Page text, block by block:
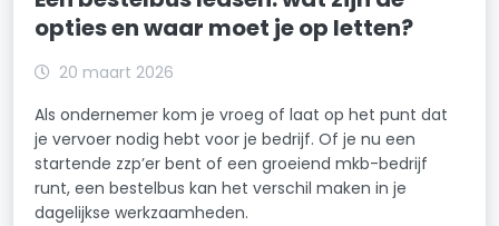
opties en waar moet je op letten?
20 maart 2026
Als ondernemer kom je vroeg of laat op het punt dat
je vervoer nodig hebt voor je bedrijf. Of je nu een
startende zzp’er bent of een groeiend mkb-bedrijf
runt, een bestelbus kan het verschil maken in je
dagelijkse werkzaamheden.